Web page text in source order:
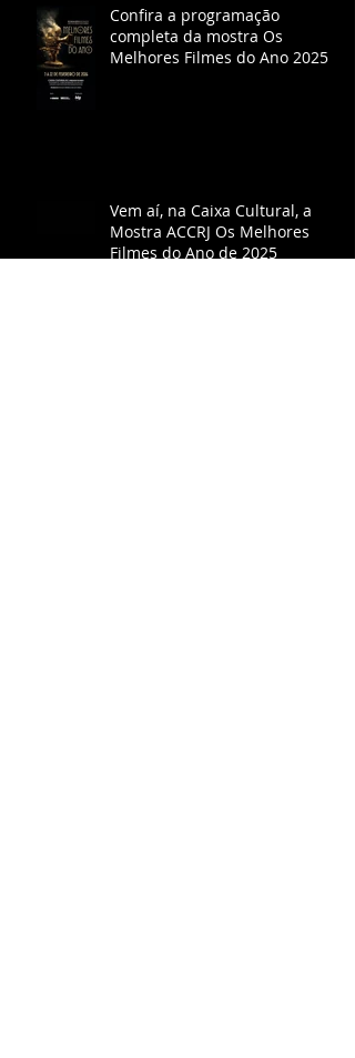
Confira a programação
completa da mostra Os
Melhores Filmes do Ano 2025
Vem aí, na Caixa Cultural, a
Mostra ACCRJ Os Melhores
Filmes do Ano de 2025